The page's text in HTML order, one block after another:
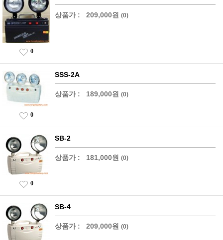
상품가 : 209,000원 (0)
0
SSS-2A
상품가 : 189,000원 (0)
0
SB-2
상품가 : 181,000원 (0)
0
SB-4
상품가 : 209,000원 (0)